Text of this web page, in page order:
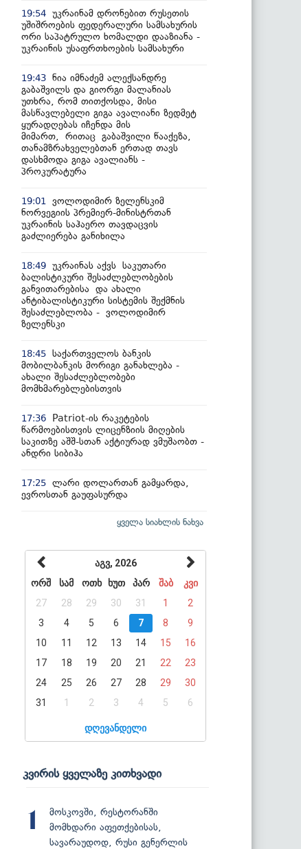
19:54 უკრაინამ დრონებით რუსეთის
უშიშროების ფედერალური სამსახურის
ორი საპატრულო ხომალდი დააზიანა -
უკრაინის უსაფრთხოების სამსახური
19:43 ნია იმნაძემ ალექსანდრე
გაბაშვილს და გიორგი მალანიას
უთხრა, რომ თითქოსდა, მისი
მასწავლებელი გიგა ავალიანი ზედმეტ
ყურადღებას იჩენდა მის
მიმართ, რითაც გაბაშვილი წააქეზა,
თანამზრახველებთან ერთად თავს
დასხმოდა გიგა ავალიანს -
პროკურატურა
19:01
ვოლოდიმირ ზელენსკიმ
ნორვეგიის პრემიერ-მინისტრთან
უკრაინის საჰაერო თავდაცვის
გაძლიერება განიხილა
18:49 უკრაინას აქვს საკუთარი
ბალისტიკური შესაძლებლობების
განვითარებისა და ახალი
ანტიბალისტიკური სისტემის შექმნის
შესაძლებლობა - ვოლოდიმირ
ზელენსკი
18:45 საქართველოს ბანკის
მობილბანკის მორიგი განახლება -
ახალი შესაძლებლობები
მომხმარებლებისთვის
17:36
Patriot-ის რაკეტების
წარმოებისთვის ლიცენზიის მიღების
საკითზე აშშ-სთან აქტიურად ვმუშაობთ -
ანდრი სიბიჰა
17:25 ლარი დოლართან გამყარდა,
ევროსთან გაუფასურდა
ყველა სიახლის ნახვა
აგვ, 2026
ორშ
სამ ოთხ ხუთ პარ შაბ
კვი
27
28 29 30 31 1
2
3
4 5 6 7 8
9
10
11 12 13 14 15
16
17
18 19 20 21 22
23
24
25 26 27 28 29
30
31
1 2 3 4 5 6
დღევანდელი
კვირის ყველაზე კითხვადი
1
მოსკოვში, რესტორანში
მომხდარი აფეთქებისას,
სავარაუდოდ, რუსი გენერლის